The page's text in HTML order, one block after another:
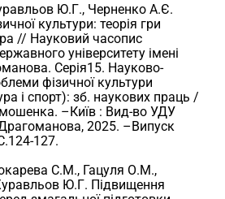
Ю.Г., Черненко А.Є.
культури: теорія гри
// Науковий часопис
університету імені
Серія15. Науково-
фізичної культури
і спорт): зб. наукових праць /
–Київ : Вид-во УДУ
2025. –Випуск
127.
С.М., Гацуля О.М.,
Ю.Г. Підвищення